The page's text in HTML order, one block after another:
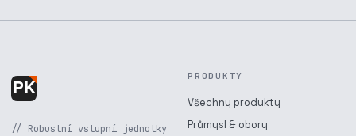
// Robustní vstupní jednotky
PRODUKTY
Všechny produkty
Průmysl & obory